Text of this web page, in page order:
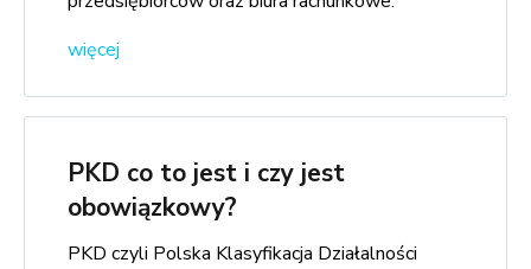
więcej
PKD co to jest i czy jest
obowiązkowy?
PKD czyli Polska Klasyfikacja Działalności